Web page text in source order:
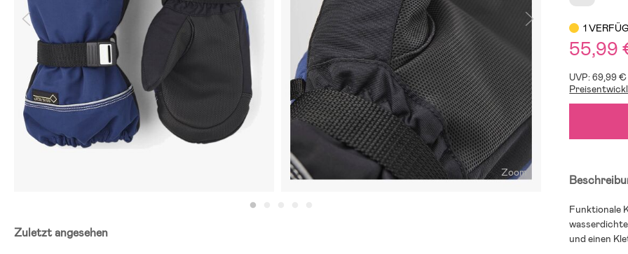
Zoom
Zuletzt angesehen
1
55,99
UVP: 69,99 €
Funktionale
und einen